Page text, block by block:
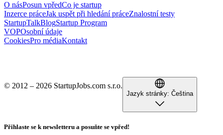
O násPosun vpředCo je startup
Inzerce práceJak uspět při hledání práceZnalostní testy
StartupTalkBlogStartup Program
VOPOsobní údaje
CookiesPro médiaKontakt
© 2012 – 2026 StartupJobs.com s.r.o.
Jazyk stránky: Čeština
Přihlaste se k newsletteru a posuňte se vpřed!